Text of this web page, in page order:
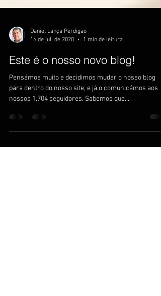
Daniel Lança Perdigão
16 de jul. de 2020
1 min de leitura
Este é o nosso novo blog!
Pensámos muito e decidimos mudar o nosso blog
para dentro do nosso site, e já o comunicámos aos